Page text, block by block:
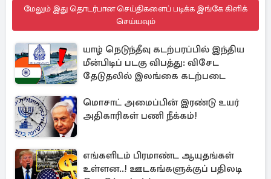
மேலும் இது தொடர்பான செய்திகளைப் படிக்க இங்கே கிளிக்
செய்யவும்
யாழ் நெடுந்தீவு கடற்பரப்பில் இந்திய
மீன்பிடிப் படகு விபத்து: விசேட
தேடுதலில் இலங்கை கடற்படை
மொசாட் அமைப்பின் இரண்டு உயர்
அதிகாரிகள் பணி நீக்கம்!
எங்களிடம் பிரமாண்ட ஆயுதங்கள்
உள்ளன..! ஊடகங்களுக்குப் பதிலடி